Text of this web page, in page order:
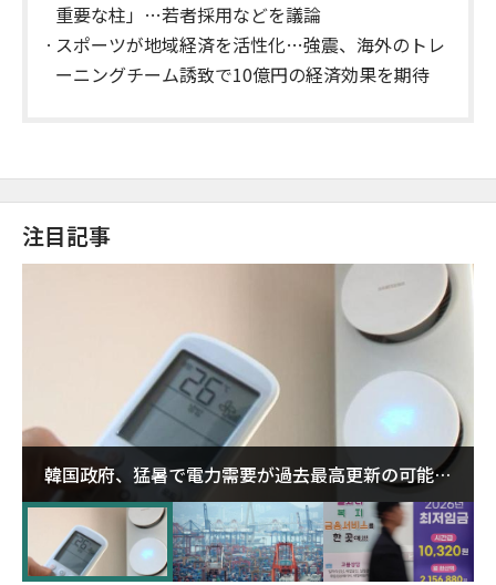
重要な柱」…若者採用などを議論
スポーツが地域経済を活性化…強震、海外のトレ
ーニングチーム誘致で10億円の経済効果を期待
注目記事
韓国政府、猛暑で電力需要が過去最高更新の可能性
に需給対応体制を点検